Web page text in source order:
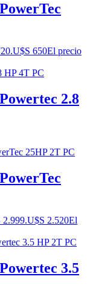
U$S 650El precio
2.8
2.999.U$S 2.520El
3.5